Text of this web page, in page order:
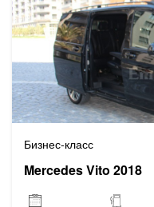
Бизнес-класс
Mercedes Vito 2018